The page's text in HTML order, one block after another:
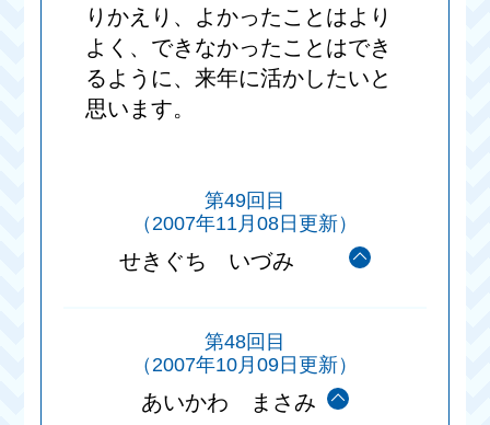
りかえり、よかったことはより
よく、できなかったことはでき
るように、来年に活かしたいと
思います。
第49回目
（2007年11月08日更新）
せきぐち いづみ
第48回目
（2007年10月09日更新）
あいかわ まさみ